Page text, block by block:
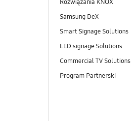
Rozwiązania KNOX
Samsung DeX
Smart Signage Solutions
LED signage Solutions
Commercial TV Solutions
Program Partnerski